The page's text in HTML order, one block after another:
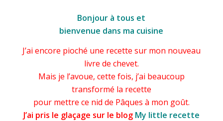
Bonjour à tous et
bienvenue dans ma cuisine
J’ai encore pioché une recette sur mon nouveau
livre de chevet.
Mais je l’avoue, cette fois, j’ai beaucoup
transformé la recette
pour mettre ce nid de Pâques à mon goût.
J’ai pris le glaçage sur le blog My little recette